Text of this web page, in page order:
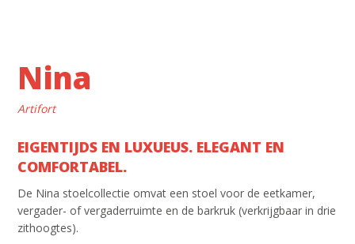
Nina
Artifort
EIGENTIJDS EN LUXUEUS. ELEGANT EN
COMFORTABEL.
De Nina stoelcollectie omvat een stoel voor de eetkamer,
vergader- of vergaderruimte en de barkruk (verkrijgbaar in drie
zithoogtes).